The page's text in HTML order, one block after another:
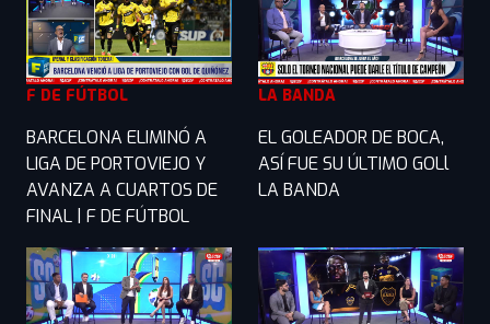
F DE FÚTBOL
BARCELONA ELIMINÓ A
LIGA DE PORTOVIEJO Y
AVANZA A CUARTOS DE
FINAL | F DE FÚTBOL
LA BANDA
EL GOLEADOR DE BOCA,
ASÍ FUE SU ÚLTIMO GOLl
LA BANDA